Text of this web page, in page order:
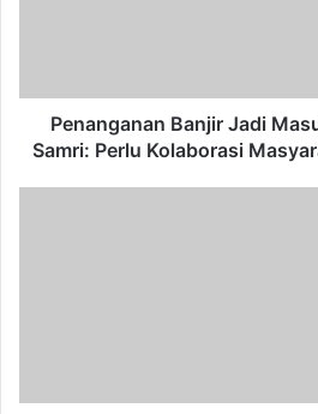
Kolaborasi
Masyarakat
dan
Penanganan Banjir Jadi
Samri: Perlu Kolaborasi
Fakultas